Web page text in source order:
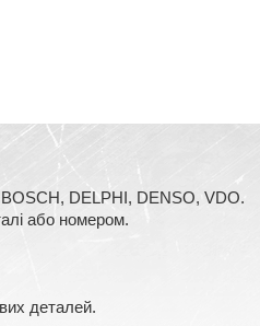
BOSCH, DELPHI, DENSO, VDO.
або номером.
деталей.